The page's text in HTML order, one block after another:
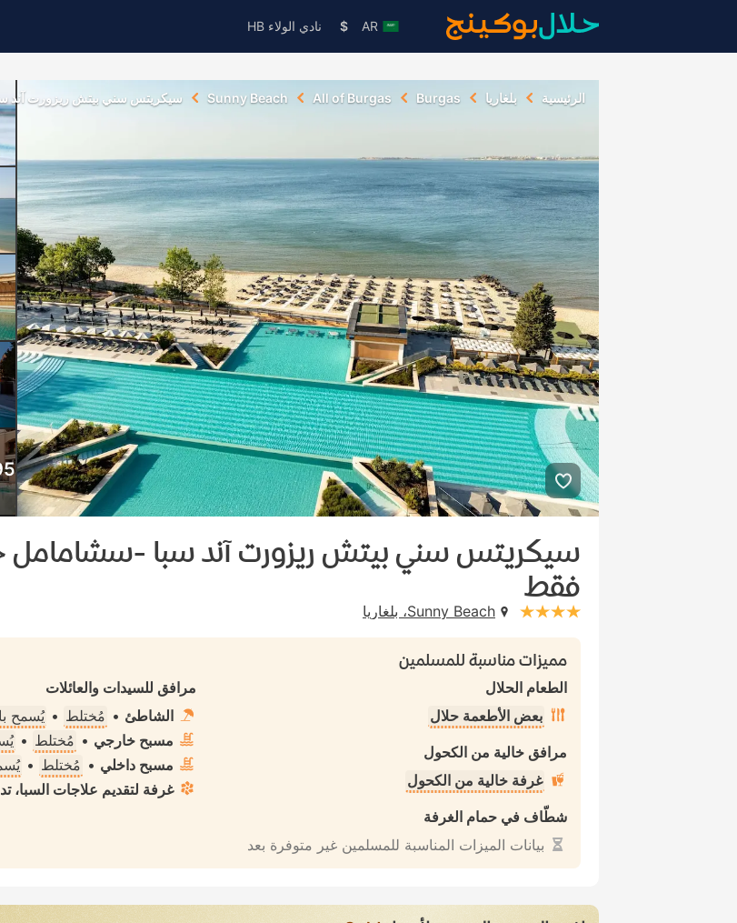
AR
$ نادي الولاء HB
الرئيسية بلغاريا Burgas
All of Burgas
Sunny Beach سيكريتس سني بيتش ريزورت آند
95
سيكريتس سني بيتش ريزورت آند سبا -سشامامل
فقط
stars: 4
Sunny Beach، بلغاريا
مميزات مناسبة للمسلمين
الطعام الحلال
بعض الأطعمة حلال
مرافق خالية من الكحول
غرفة خالية من الكحول
شطّاف في حمام الغرفة
بيانات الميزات المناسبة للمسلمين غير متوفرة بعد
مرافق للسيدات والعائلات
الشاطئ • مُختلط • يُسمح
مسبح خارجي • مُختلط •
مسبح داخلي • مُختلط •
غرفة لتقديم علاجات السبا،